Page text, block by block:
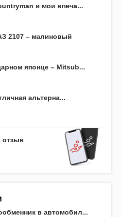
и мои впеча...
2107 – малиновый
японце – Mitsub...
альтерна...
отзыв
в автомобил...